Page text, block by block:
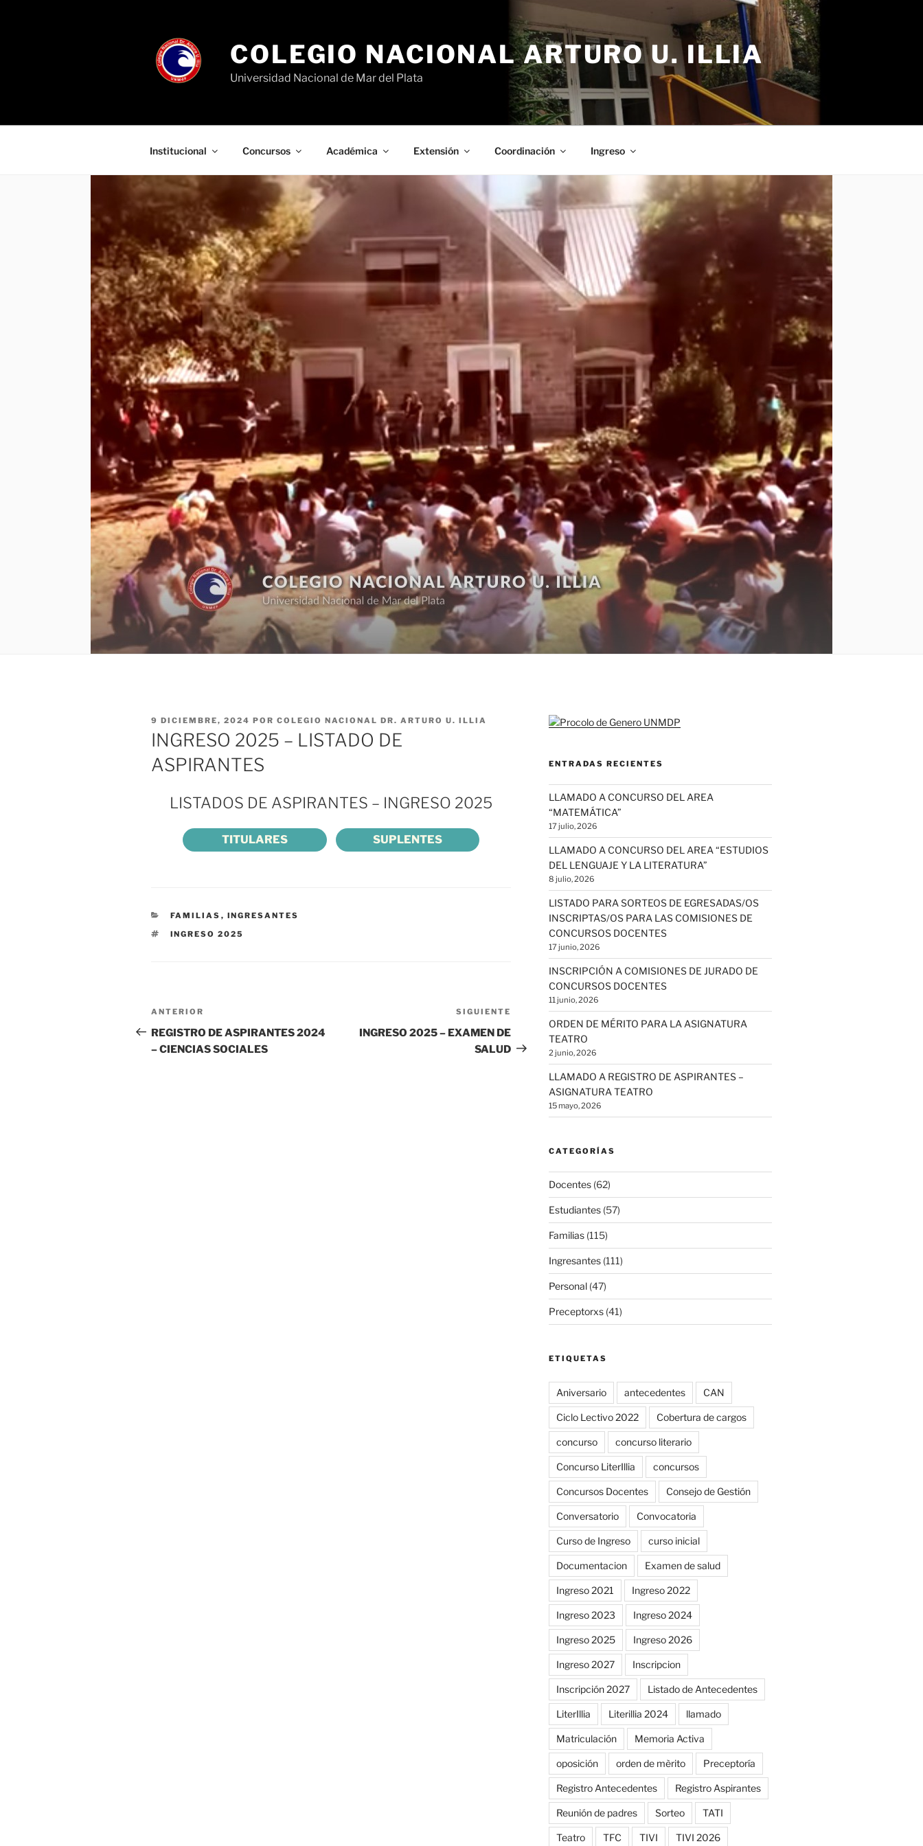
COLEGIO NACIONAL ARTURO U. ILLIA
Universidad Nacional de Mar del Plata
Institucional Concursos Académica Extensión Coordinación Ingreso
PUBLICADO
EL
9 DICIEMBRE, 2024 POR COLEGIO NACIONAL DR. ARTURO U. ILLIA
INGRESO 2025 – LISTADO DE
ASPIRANTES
LISTADOS DE ASPIRANTES – INGRESO 2025
TITULARES SUPLENTES
CATEGORÍAS
FAMILIAS , INGRESANTES
ETIQUETAS
INGRESO 2025
Navegación
de
entradas
Entrada
anterior
ANTERIOR
REGISTRO DE ASPIRANTES 2024
– CIENCIAS SOCIALES
Siguiente
entrada
SIGUIENTE
INGRESO 2025 – EXAMEN DE
SALUD
ENTRADAS RECIENTES
LLAMADO A CONCURSO DEL AREA
“MATEMÁTICA”
17 julio, 2026
LLAMADO A CONCURSO DEL AREA “ESTUDIOS
DEL LENGUAJE Y LA LITERATURA”
8 julio, 2026
LISTADO PARA SORTEOS DE EGRESADAS/OS
INSCRIPTAS/OS PARA LAS COMISIONES DE
CONCURSOS DOCENTES
17 junio, 2026
INSCRIPCIÓN A COMISIONES DE JURADO DE
CONCURSOS DOCENTES
11 junio, 2026
ORDEN DE MÉRITO PARA LA ASIGNATURA
TEATRO
2 junio, 2026
LLAMADO A REGISTRO DE ASPIRANTES –
ASIGNATURA TEATRO
15 mayo, 2026
CATEGORÍAS
Docentes(62)
Estudiantes(57)
Familias(115)
Ingresantes(111)
Personal(47)
Preceptorxs(41)
ETIQUETAS
Aniversario antecedentes CAN
Ciclo Lectivo 2022 Cobertura de cargos
concurso concurso literario
Concurso LiterIllia concursos
Concursos Docentes Consejo de Gestión
Conversatorio Convocatoria
Curso de Ingreso curso inicial
Documentacion Examen de salud
Ingreso 2021 Ingreso 2022
Ingreso 2023 Ingreso 2024
Ingreso 2025 Ingreso 2026
Ingreso 2027 Inscripcion
Inscripción 2027 Listado de Antecedentes
LiterIllia Literillia 2024 llamado
Matriculación Memoria Activa
oposición orden de mèrito Preceptoría
Registro Antecedentes Registro Aspirantes
Reunión de padres Sorteo TATI
Teatro TFC TIVI TIVI 2026